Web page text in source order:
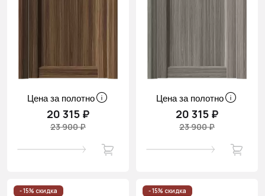
Цена за полотно
20 315 ₽
23 900 ₽
Цена за полотно
20 315 ₽
23 900 ₽
- 15% скидка - 15% скидка